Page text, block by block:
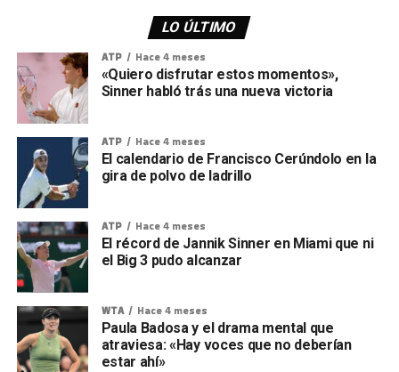
LO ÚLTIMO
ATP Hace 4 meses
«Quiero disfrutar estos momentos»,
Sinner habló trás una nueva victoria
ATP Hace 4 meses
El calendario de Francisco Cerúndolo en la
gira de polvo de ladrillo
ATP Hace 4 meses
El récord de Jannik Sinner en Miami que ni
el Big 3 pudo alcanzar
WTA Hace 4 meses
Paula Badosa y el drama mental que
atraviesa: «Hay voces que no deberían
estar ahí»